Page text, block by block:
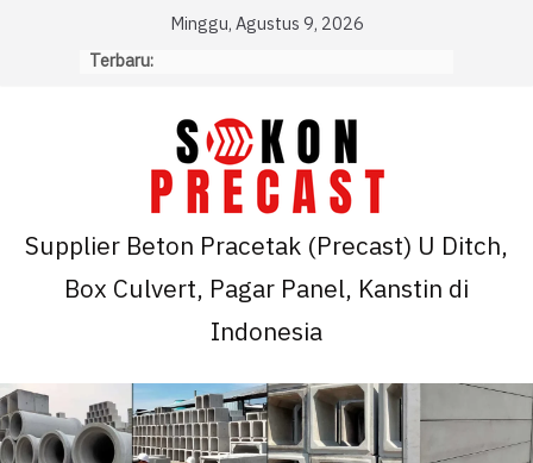
Minggu, Agustus 9, 2026
Terbaru:
Supplier Beton Pracetak (Precast) U Ditch,
Box Culvert, Pagar Panel, Kanstin di
Indonesia